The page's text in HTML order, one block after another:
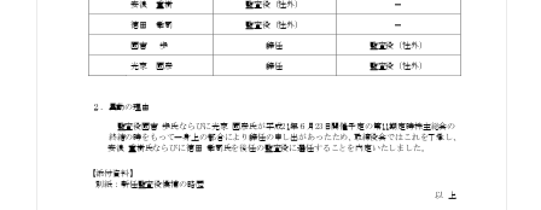
免責事項サイトマップ勧誘方針IRポリシー